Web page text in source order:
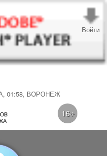
01:58, ВОРОНЕЖ
Войти
16+